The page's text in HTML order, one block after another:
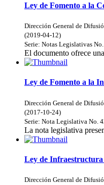
Ley de Fomento a la
Dirección General de
(2019-04-12)
Serie: Notas Legislativas
El documento ofrece
Ley de Fomento a la
Dirección General de
(2017-10-24)
Serie: Nota Legislativa No.
La nota legislativa
Ley de
Dirección General de